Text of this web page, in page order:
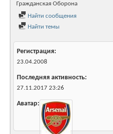
Гражданская Оборона
Найти сообщения
Найти темы
Регистрация
23.04.2008
Последняя активность
27.11.2017 23:26
Аватар